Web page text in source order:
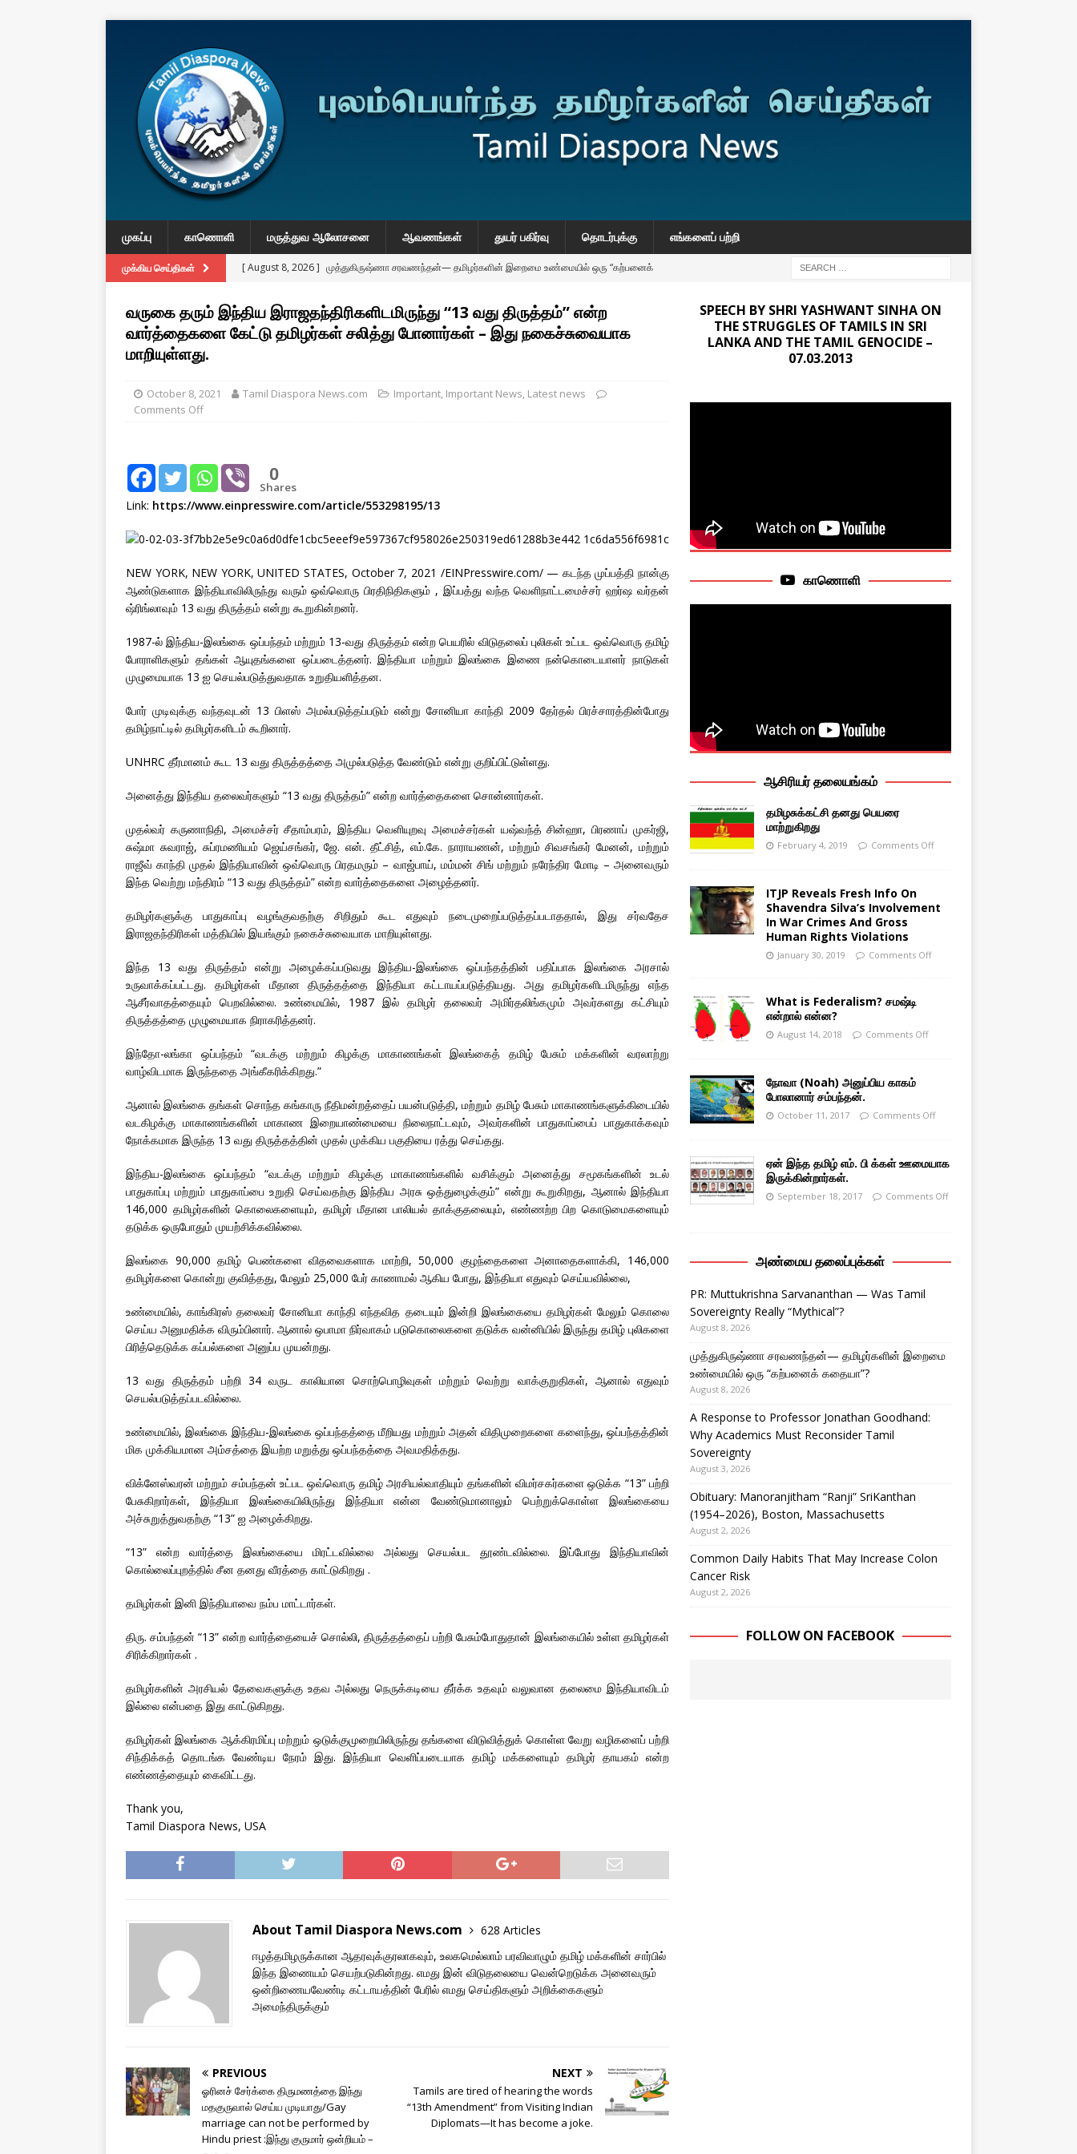
முகப்பு காணொளி மருத்துவ ஆலோசனை ஆவணங்கள் துயர் பகிர்வு தொடர்புக்கு எங்களைப் பற்றி
முக்கிய செய்திகள் [ August 8, 2026 ] முத்துகிருஷ்ணா சரவணந்தன்— தமிழர்களின் இறைமை உண்மையில் ஒரு “கற்பனைக்
[ August 3, 2026 ] A Response to Professor Jonathan Goodhand: Why Academics Must
Massachusetts
[ August 8, 2026 ]
“Mythical”?
IMPORTANT
வருகை தரும் இந்திய இராஜதந்திரிகளிடமிருந்து “13 வது திருத்தம்” என்ற
வார்த்தைகளை கேட்டு தமிழர்கள் சலித்து போனார்கள் – இது நகைச்சுவையாக
மாறியுள்ளது.
October 8, 2021 Tamil Diaspora News.com Important, Important News, Latest news
Comments Off
0
Shares
Link: https://www.einpresswire.com/article/553298195/13
NEW YORK, NEW YORK, UNITED STATES, October 7, 2021 /EINPresswire.com/ — கடந்த முப்பத்தி நான்கு
ஆண்டுகளாக இந்தியாவிலிருந்து வரும் ஒவ்வொரு பிரதிநிதிகளும் , இப்பத்து வந்த வெளிநாட்டமைச்சர் ஹர்ஷ வர்தன்
ஷ்ரிங்லாவும் 13 வது திருத்தம் என்று கூறுகின்றனர்.
1987-ல் இந்திய-இலங்கை ஒப்பந்தம் மற்றும் 13-வது திருத்தம் என்ற பெயரில் விடுதலைப் புலிகள் உட்பட ஒவ்வொரு தமிழ்
போராளிகளும் தங்கள் ஆயுதங்களை ஒப்படைத்தனர். இந்தியா மற்றும் இலங்கை இணை நன்கொடையாளர் நாடுகள்
முழுமையாக 13 ஐ செயல்படுத்துவதாக உறுதியளித்தன.
போர் முடிவுக்கு வந்தவுடன் 13 பிளஸ் அமல்படுத்தப்படும் என்று சோனியா காந்தி 2009 தேர்தல் பிரச்சாரத்தின்போது
தமிழ்நாட்டில் தமிழர்களிடம் கூறினார்.
UNHRC தீர்மானம் கூட 13 வது திருத்தத்தை அமுல்படுத்த வேண்டும் என்று குறிப்பிட்டுள்ளது.
அனைத்து இந்திய தலைவர்களும் “13 வது திருத்தம்” என்ற வார்த்தைகளை சொன்னார்கள்.
முதல்வர் கருணாநிதி, அமைச்சர் சீதாம்பரம், இந்திய வெளியுறவு அமைச்சர்கள் யஷ்வந்த் சின்ஹா, பிரணாப் முகர்ஜி,
சுஷ்மா சுவராஜ், சுப்ரமணியம் ஜெய்சங்கர், ஜே. என். தீட்சித், எம்.கே. நாராயணன், மற்றும் சிவசங்கர் மேனன், மற்றும்
ராஜீவ் காந்தி முதல் இந்தியாவின் ஒவ்வொரு பிரதமரும் – வாஜ்பாய், மம்மன் சிங் மற்றும் நரேந்திர மோடி – அனைவரும்
இந்த வெற்று மந்திரம் “13 வது திருத்தம்” என்ற வார்த்தைகளை அழைத்தனர்.
தமிழர்களுக்கு பாதுகாப்பு வழங்குவதற்கு சிறிதும் கூட எதுவும் நடைமுறைப்படுத்தப்படாததால், இது சர்வதேச
இராஜதந்திரிகள் மத்தியில் இயங்கும் நகைச்சுவையாக மாறியுள்ளது.
இந்த 13 வது திருத்தம் என்று அழைக்கப்படுவது இந்திய-இலங்கை ஒப்பந்தத்தின் பதிப்பாக இலங்கை அரசால்
உருவாக்கப்பட்டது. தமிழர்கள் மீதான திருத்தத்தை இந்தியா கட்டாயப்படுத்தியது. அது தமிழர்களிடமிருந்து எந்த
ஆசீர்வாதத்தையும் பெறவில்லை. உண்மையில், 1987 இல் தமிழர் தலைவர் அமிர்தலிங்கமும் அவர்களது கட்சியும்
திருத்தத்தை முழுமையாக நிராகரித்தனர்.
இந்தோ-லங்கா ஒப்பந்தம் “வடக்கு மற்றும் கிழக்கு மாகாணங்கள் இலங்கைத் தமிழ் பேசும் மக்களின் வரலாற்று
வாழ்விடமாக இருந்ததை அங்கீகரிக்கிறது.”
ஆனால் இலங்கை தங்கள் சொந்த கங்காரு நீதிமன்றத்தைப் பயன்படுத்தி, மற்றும் தமிழ் பேசும் மாகாணங்களுக்கிடையில்
வடகிழக்கு மாகாணங்களின் மாகாண இறையாண்மையை நிலைநாட்டவும், அவர்களின் பாதுகாப்பைப் பாதுகாக்கவும்
நோக்கமாக இருந்த 13 வது திருத்தத்தின் முதல் முக்கிய பகுதியை ரத்து செய்தது.
இந்திய-இலங்கை ஒப்பந்தம் “வடக்கு மற்றும் கிழக்கு மாகாணங்களில் வசிக்கும் அனைத்து சமூகங்களின் உடல்
பாதுகாப்பு மற்றும் பாதுகாப்பை உறுதி செய்வதற்கு இந்திய அரசு ஒத்துழைக்கும்” என்று கூறுகிறது, ஆனால் இந்தியா
146,000 தமிழர்களின் கொலைகளையும், தமிழர் மீதான பாலியல் தாக்குதலையும், எண்ணற்ற பிற கொடுமைகளையும்
தடுக்க ஒருபோதும் முயற்சிக்கவில்லை.
இலங்கை 90,000 தமிழ் பெண்களை விதவைகளாக மாற்றி, 50,000 குழந்தைகளை அனாதைகளாக்கி, 146,000
தமிழர்களை கொன்று குவித்தது, மேலும் 25,000 பேர் காணாமல் ஆகிய போது, இந்தியா எதுவும் செய்யவில்லை,
உண்மையில், காங்கிரஸ் தலைவர் சோனியா காந்தி எந்தவித தடையும் இன்றி இலங்கையை தமிழர்கள் மேலும் கொலை
செய்ய அனுமதிக்க விரும்பினார். ஆனால் ஒபாமா நிர்வாகம் படுகொலைகளை தடுக்க வன்னியில் இருந்து தமிழ் புலிகளை
பிரித்தெடுக்க கப்பல்களை அனுப்ப முயன்றது.
13 வது திருத்தம் பற்றி 34 வருட காலியான சொற்பொழிவுகள் மற்றும் வெற்று வாக்குறுதிகள், ஆனால் எதுவும்
செயல்படுத்தப்படவில்லை.
உண்மையில், இலங்கை இந்திய-இலங்கை ஒப்பந்தத்தை மீறியது மற்றும் அதன் விதிமுறைகளை களைந்து, ஒப்பந்தத்தின்
மிக முக்கியமான அம்சத்தை இயற்ற மறுத்து ஒப்பந்தத்தை அவமதித்தது.
விக்னேஸ்வரன் மற்றும் சம்பந்தன் உட்பட ஒவ்வொரு தமிழ் அரசியல்வாதியும் தங்களின் விமர்சகர்களை ஒடுக்க “13” பற்றி
பேசுகிறார்கள், இந்தியா இலங்கையிலிருந்து இந்தியா என்ன வேண்டுமானாலும் பெற்றுக்கொள்ள இலங்கையை
அச்சுறுத்துவதற்கு “13” ஐ அழைக்கிறது.
“13” என்ற வார்த்தை இலங்கையை மிரட்டவில்லை அல்லது செயல்பட தூண்டவில்லை. இப்போது இந்தியாவின்
கொல்லைப்புறத்தில் சீன தனது வீரத்தை காட்டுகிறது .
தமிழர்கள் இனி இந்தியாவை நம்ப மாட்டார்கள்.
திரு. சம்பந்தன் “13” என்ற வார்த்தையைச் சொல்லி, திருத்தத்தைப் பற்றி பேசும்போதுதான் இலங்கையில் உள்ள தமிழர்கள்
சிரிக்கிறார்கள் .
தமிழர்களின் அரசியல் தேவைகளுக்கு உதவ அல்லது நெருக்கடியை தீர்க்க உதவும் வலுவான தலைமை இந்தியாவிடம்
இல்லை என்பதை இது காட்டுகிறது.
தமிழர்கள் இலங்கை ஆக்கிரமிப்பு மற்றும் ஒடுக்குமுறையிலிருந்து தங்களை விடுவித்துக் கொள்ள வேறு வழிகளைப் பற்றி
சிந்திக்கத் தொடங்க வேண்டிய நேரம் இது. இந்தியா வெளிப்படையாக தமிழ் மக்களையும் தமிழர் தாயகம் என்ற
எண்ணத்தையும் கைவிட்டது.
Thank you,
Tamil Diaspora News, USA
About Tamil Diaspora News.com
628 Articles
ஈழத்தமிழருக்கான ஆதரவுக்குரலாகவும், உலகமெல்லாம் பரவிவாழும் தமிழ் மக்களின் சார்பில்
இந்த இணையம் செயற்படுகின்றது. எமது இன் விடுதலையை வென்றெடுக்க அனைவரும்
ஒன்றிணையவேண்டி கட்டாயத்தின் பேரில் எமது செய்திகளும் அறிக்கைகளும்
அமைந்திருக்கும்
PREVIOUS
ஓரினச் சேர்க்கை திருமணத்தை இந்து
மதகுருவால் செய்ய முடியாது/Gay
marriage can not be performed by
Hindu priest :இந்து குருமார்‌ ஒன்றியம்‌ –
NEXT
Tamils are tired of hearing the words
“13th Amendment” from Visiting Indian
Diplomats—It has become a joke.
SPEECH BY SHRI YASHWANT SINHA ON
THE STRUGGLES OF TAMILS IN SRI
LANKA AND THE TAMIL GENOCIDE –
07.03.2013
காணொளி
ஆசிரியர் தலையங்கம்
தமிழசுக்கட்சி தனது பெயரை
மாற்றுகிறது
February 4, 2019 Comments Off
ITJP Reveals Fresh Info On
Shavendra Silva’s Involvement
In War Crimes And Gross
Human Rights Violations
January 30, 2019 Comments Off
What is Federalism? சமஷ்டி
என்றால் என்ன?
August 14, 2018 Comments Off
நோவா (Noah) அனுப்பிய காகம்
போலானார் சம்பந்தன்.
October 11, 2017 Comments Off
ஏன் இந்த தமிழ் எம். பி க்கள் ஊமையாக
இருக்கின்றார்கள்.
September 18, 2017 Comments Off
அண்மைய தலைப்புக்கள்
PR: Muttukrishna Sarvananthan — Was Tamil
Sovereignty Really “Mythical”?
August 8, 2026
முத்துகிருஷ்ணா சரவணந்தன்— தமிழர்களின் இறைமை
உண்மையில் ஒரு “கற்பனைக் கதையா”?
August 8, 2026
A Response to Professor Jonathan Goodhand:
Why Academics Must Reconsider Tamil
Sovereignty
August 3, 2026
Obituary: Manoranjitham “Ranji” SriKanthan
(1954–2026), Boston, Massachusetts
August 2, 2026
Common Daily Habits That May Increase Colon
Cancer Risk
August 2, 2026
FOLLOW ON FACEBOOK